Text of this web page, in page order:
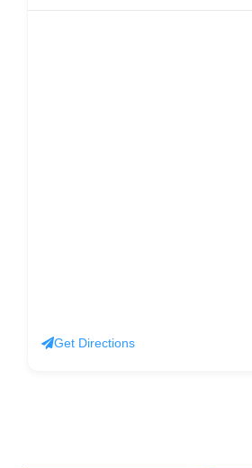
Get Directions